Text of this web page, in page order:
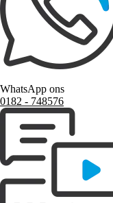
WhatsApp ons
0182 ‑ 748576